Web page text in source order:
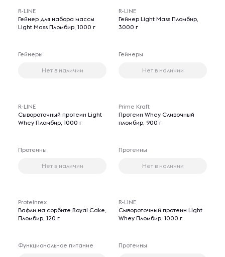
R-LINE
Гейнер для набора массы
Light Mass Пломбир, 1000 г
Гейнеры
Нет в наличии
R-LINE
Гейнер Light Mass Пломбир,
3000 г
Гейнеры
Нет в наличии
R-LINE
Сывороточный протеин Light
Whey Пломбир, 1000 г
Протеины
Нет в наличии
Prime Kraft
Протеин Whey Сливочный
пломбир, 900 г
Протеины
Нет в наличии
Proteinrex
Вафли на сорбите Royal Cake,
Пломбир, 120 г
Функциональное питание
R-LINE
Сывороточный протеин Light
Whey Пломбир, 1000 г
Протеины